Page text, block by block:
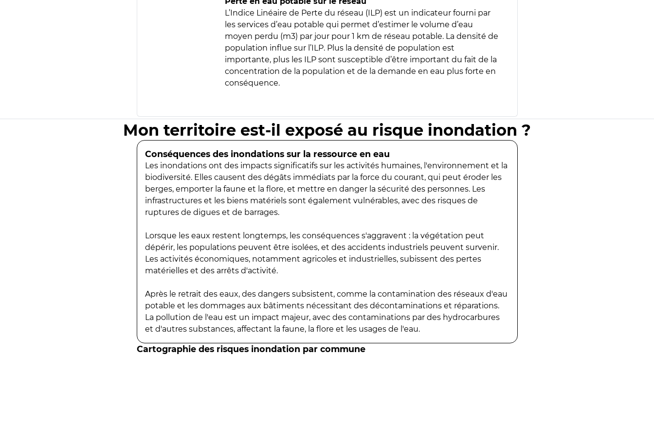
L’Indice Linéaire de Perte du réseau (ILP) est un indicateur fourni par
les services d’eau potable qui permet d’estimer le volume d’eau
moyen perdu (m3) par jour pour 1 km de réseau potable. La densité de
population influe sur l’ILP. Plus la densité de population est
importante, plus les ILP sont susceptible d’être important du fait de la
concentration de la population et de la demande en eau plus forte en
conséquence.
Mon territoire est-il exposé au risque inondation ?
Conséquences des inondations sur la ressource en eau
Les inondations ont des impacts significatifs sur les activités humaines, l'environnement et la
biodiversité. Elles causent des dégâts immédiats par la force du courant, qui peut éroder les
berges, emporter la faune et la flore, et mettre en danger la sécurité des personnes. Les
infrastructures et les biens matériels sont également vulnérables, avec des risques de
ruptures de digues et de barrages.
Lorsque les eaux restent longtemps, les conséquences s'aggravent : la végétation peut
dépérir, les populations peuvent être isolées, et des accidents industriels peuvent survenir.
Les activités économiques, notamment agricoles et industrielles, subissent des pertes
matérielles et des arrêts d'activité.
Après le retrait des eaux, des dangers subsistent, comme la contamination des réseaux d'eau
potable et les dommages aux bâtiments nécessitant des décontaminations et réparations.
La pollution de l'eau est un impact majeur, avec des contaminations par des hydrocarbures
et d'autres substances, affectant la faune, la flore et les usages de l'eau.
Cartographie des risques inondation par commune